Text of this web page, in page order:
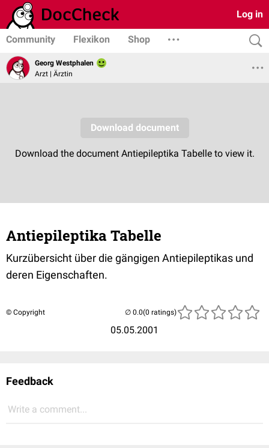
Log in
Community Flexikon Shop
Georg Westphalen
Arzt | Ärztin
Antiepileptika Tabelle
Kurzübersicht über die gängigen Antiepileptikas und
deren Eigenschaften.
© Copyright
05.05.2001
(0 ratings)
Feedback
Write a comment...